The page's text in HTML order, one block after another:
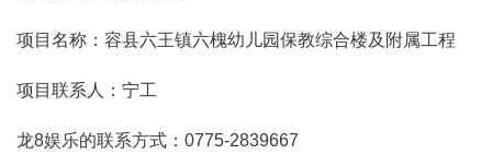
项目名称：容县六王镇六槐幼儿园保教综合楼及附属工程
项目联系人：宁工
龙8娱乐的联系方式：0775-2839667